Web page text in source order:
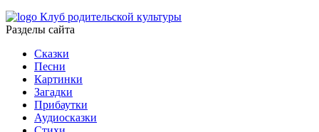
Клуб родительской культуры
Разделы сайта
Сказки
Песни
Картинки
Загадки
Прибаутки
Аудиосказки